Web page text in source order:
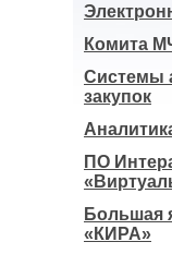
Комита
Системы
закупок
ПО
Большая
«КИРА»